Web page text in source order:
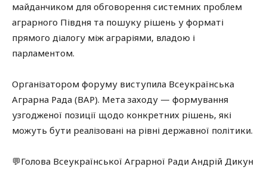
майданчиком для обговорення системних проблем
аграрного Півдня та пошуку рішень у форматі
прямого діалогу між аграріями, владою і
парламентом.
Організатором форуму виступила Всеукраїнська
Аграрна Рада (ВАР). Мета заходу — формування
узгодженої позиції щодо конкретних рішень, які
можуть бути реалізовані на рівні державної політики.
💬Голова Всеукраїнської Аграрної Ради Андрій Дикун